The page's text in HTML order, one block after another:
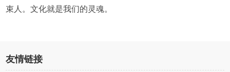
束人。文化就是我们的灵魂。
友情链接